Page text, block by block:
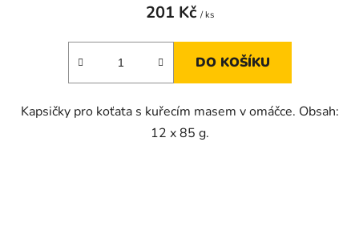
201 Kč / ks
DO KOŠÍKU
Kapsičky pro koťata s kuřecím masem v omáčce. Obsah:
12 x 85 g.